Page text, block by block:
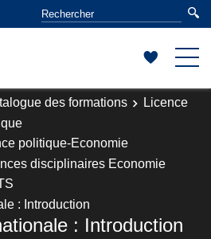
des formations
Licence
politique-Economie
disciplinaires Economie
: Introduction
: Introduction